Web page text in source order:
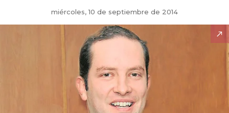
miércoles, 10 de septiembre de 2014